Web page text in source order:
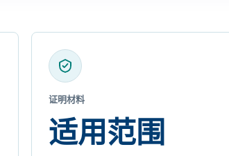
证明材料
适用范围